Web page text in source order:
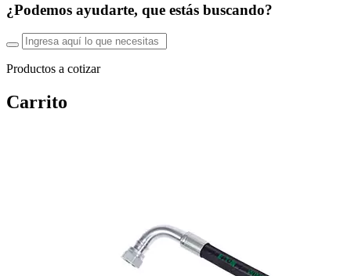
¿Podemos ayudarte, que estás buscando?
Productos a cotizar
Carrito